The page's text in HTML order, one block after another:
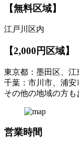
【無料区域】
江戸川区内
【2,000円区域】
東京都：墨田区、江
千葉：市川市、浦安
その他の地域の方も
営業時間